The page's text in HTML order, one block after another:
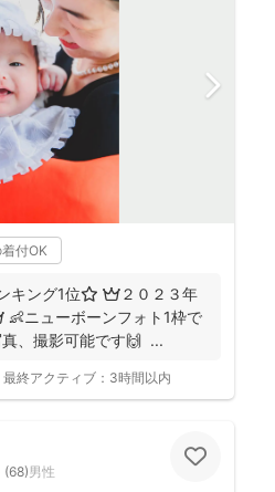
付OK
キング1位⭐️ 👑２０２３年
👶ニューボーンフォト1枠で
、撮影可能です🙌 ...
最終アクティブ： 3時間以内
(68)男性